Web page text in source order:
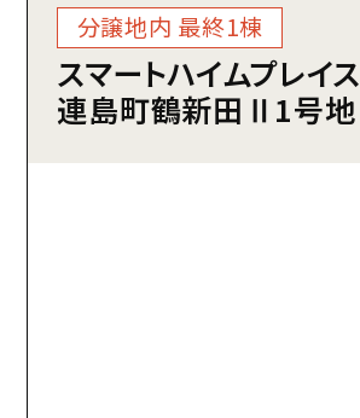
分譲地内 最終1棟
スマートハイムプレイス
連島町鶴新田Ⅱ1号地